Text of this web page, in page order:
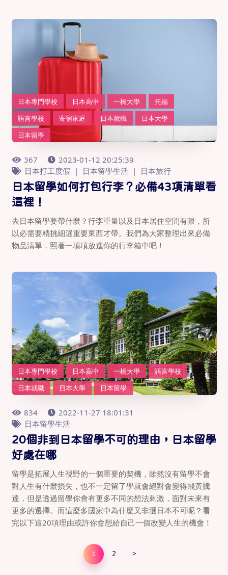
日本專門學校 日本高中 一橋大學
托福
語言學校
寄宿家庭 日本就職
日本大學
日本留學
367
2023-01-12 20:25:39
日本打工度假
日本留學生活 日本旅行
日本留學如何打包行李？必備43項清單看
這裡！
去日本留學要帶什麼？行李重量以及日本居住空間有限，所
以必需要精挑細選重要東西才帶。我們為大家整理出來必備
物品清單，照著一項項放進你的行李箱中吧！
日本專門學校 日本高中 一橋大學
語言學校
日本就職
日本大學 日本留學
834
2022-11-27 18:01:31
日本留學生活
20個非到日本留學不可的理由，日本留學
好處在哪
留學是拓展人生視野的一個重要的契機，雖然沒有留學不會
對人生有什麼損失，也不一定留了學就會絕對會變得飛黃騰
達，但是透過留學你會有更多不同的想法刺激，面對未來有
更多的選擇。而這麼多國家中為什麼又非選日本不可呢？看
完以下這20項理由或許你會想給自己一個改變人生的機會！
1 2 >